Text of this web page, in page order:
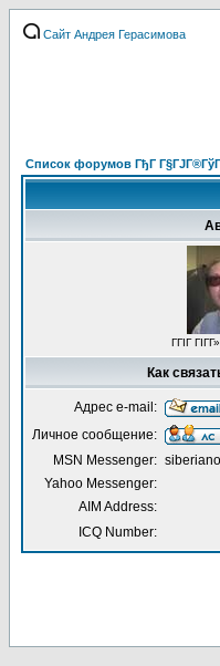
Сайт Андрея Герасимова
Список форумов ГђГ
ГГІГ
Как
Адрес e-mail:
Личное сообщение:
MSN Messenger:
Yahoo Messenger:
AIM Address:
ICQ Number: